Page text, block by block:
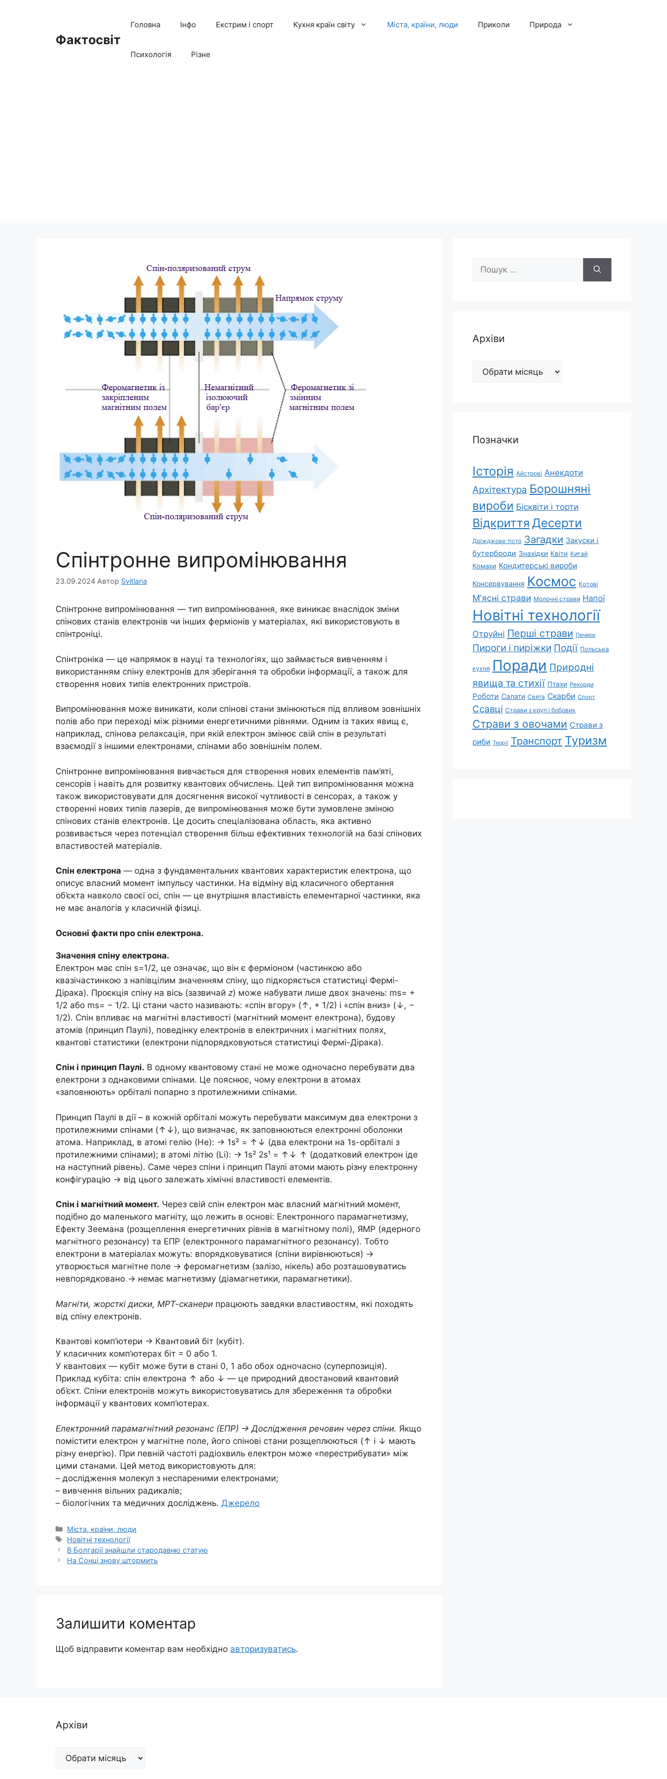
Фактосвіт
Головна Інфо Екстрим і спорт Кухня країн світу Міста, країни, люди Приколи Природа
Психологія Різне
Спінтронне випромінювання
23.09.2024 Автор Svitlana
Спінтронне випромінювання — тип випромінювання, яке виникає внаслідок зміни
спінових станів електронів чи інших ферміонів у матеріалах, які використовують в
спінтроніці.
Спінтроніка — це напрямок в науці та технологіях, що займається вивченням і
використанням спіну електронів для зберігання та обробки інформації, а також для
створення нових типів електронних пристроїв.
Випромінювання може виникати, коли спінові стани змінюються під впливом зовнішніх
полів або при переході між різними енергетичними рівнями. Одним із таких явищ є,
наприклад, спінова релаксація, при якій електрон змінює свій спін в результаті
взаємодії з іншими електронами, спінами або зовнішнім полем.
Спінтронне випромінювання вивчається для створення нових елементів пам’яті,
сенсорів і навіть для розвитку квантових обчислень. Цей тип випромінювання можна
також використовувати для досягнення високої чутливості в сенсорах, а також у
створенні нових типів лазерів, де випромінювання може бути зумовлене зміною
спінових станів електронів. Це досить спеціалізована область, яка активно
розвивається через потенціал створення більш ефективних технологій на базі спінових
властивостей матеріалів.
Спін електрона — одна з фундаментальних квантових характеристик електрона, що
описує власний момент імпульсу частинки. На відміну від класичного обертання
об’єкта навколо своєї осі, спін — це внутрішня властивість елементарної частинки, яка
не має аналогів у класичній фізиці.
Основні факти про спін електрона.
Значення спіну електрона.
Електрон має спін s=1/2, це означає, що він є ферміоном (частинкою або
квазічастинкою з напівцілим значенням спіну, що підкоряється статистиці Фермі-
Дірака). Проєкція спіну на вісь (зазвичай z) може набувати лише двох значень: ms​= +
1/2 або ms= − 1/2. Ці стани часто називають: «спін вгору» (↑, + 1/2) і «спін вниз» (↓, −
1/2). Спін впливає на магнітні властивості (магнітний момент електрона), будову
атомів (принцип Паулі), поведінку електронів в електричних і магнітних полях,
квантові статистики (електрони підпорядковуються статистиці Фермі-Дірака).
Спін і принцип Паулі. В одному квантовому стані не може одночасно перебувати два
електрони з однаковими спінами. Це пояснює, чому електрони в атомах
«заповнюють» орбіталі попарно з протилежними спінами.
Принцип Паулі в дії – в кожній орбіталі можуть перебувати максимум два електрони з
протилежними спінами (↑↓), що визначає, як заповнюються електронні оболонки
атома. Наприклад, в атомі гелію (He): → 1s² = ↑↓ (два електрони на 1s-орбіталі з
протилежними спінами); в атомі літію (Li): → 1s² 2s¹ = ↑↓ ↑ (додатковий електрон іде
на наступний рівень). Саме через спіни і принцип Паулі атоми мають різну електронну
конфігурацію → від цього залежать хімічні властивості елементів.
Спін і магнітний момент. Через свій спін електрон має власний магнітний момент,
подібно до маленького магніту, що лежить в основі: Електронного парамагнетизму,
Ефекту Зеемана (розщеплення енергетичних рівнів в магнітному полі), ЯМР (ядерного
магнітного резонансу) та ЕПР (електронного парамагнітного резонансу). Тобто
електрони в матеріалах можуть: впорядковуватися (спіни вирівнюються) →
утворюється магнітне поле → феромагнетизм (залізо, нікель) або розташовуватись
невпорядковано → немає магнетизму (діамагнетики, парамагнетики).
Магніти, жорсткі диски, МРТ-сканери працюють завдяки властивостям, які походять
від спіну електронів.
Квантові комп’ютери → Квантовий біт (кубіт).
У класичних комп’ютерах біт = 0 або 1.
У квантових — кубіт може бути в стані 0, 1 або обох одночасно (суперпозиція).
Приклад кубіта: спін електрона ↑ або ↓ — це природний двостановий квантовий
об’єкт. Спіни електронів можуть використовуватись для збереження та обробки
інформації у квантових комп’ютерах.
Електронний парамагнітний резонанс (ЕПР) → Дослідження речовин через спіни. Якщо
помістити електрон у магнітне поле, його спінові стани розщеплюються (↑ і ↓ мають
різну енергію). При певній частоті радіохвиль електрон може «перестрибувати» між
цими станами. Цей метод використовують для:
– дослідження молекул з неспареними електронами;
– вивчення вільних радикалів;
– біологічних та медичних досліджень. Джерело
Категорії
Міста, країни, люди
Позначки
Новітні технології
В Болгарії знайшли стародавню статую
На Сонці знову штормить
Залишити коментар
Щоб відправити коментар вам необхідно авторизуватись.
Пошук:
Архіви
Архіви
Позначки
Історія Айстрові Анекдоти
Архітектура Борошняні
вироби Бісквіти і торти
Відкриття Десерти
Дріжджове тісто Загадки Закуски і
бутерброди Знахідки Квіти Китай
Комахи Кондитерські вироби
Консервування Космос Котові
М'ясні страви Молочні страви Напої
Новітні технології
Отруйні Перші страви Печери
Пироги і пиріжки Події Польська
кухня Поради Природні
явища та стихії Птахи Рекорди
Роботи Салати Свята Скарби Спорт
Ссавці Страви з круп і бобових
Страви з овочами Страви з
риби Теорії Транспорт Туризм
Архіви
Архіви